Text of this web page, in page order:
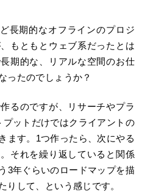
長期的なオフラインのプロジ
もともとウェブ系だったとは
期的な、リアルな空間のお仕
ったのでしょうか？
るのですが、リサーチやプラ
ットだけではクライアントの
ます。1つ作ったら、次にやる
それを繰り返していると関係
3年ぐらいのロードマップを描
りして、という感じです。